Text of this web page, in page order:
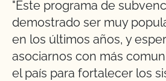
"Este programa de
demostrado ser muy
en los últimos años, y
asociarnos con más
el país para fortalecer los